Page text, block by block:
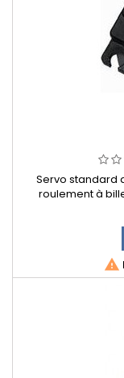
Servo standard
roulement à
